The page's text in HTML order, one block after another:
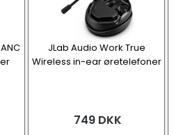
JLab Audio Work True
Wireless in-ear øretelefoner
749 DKK